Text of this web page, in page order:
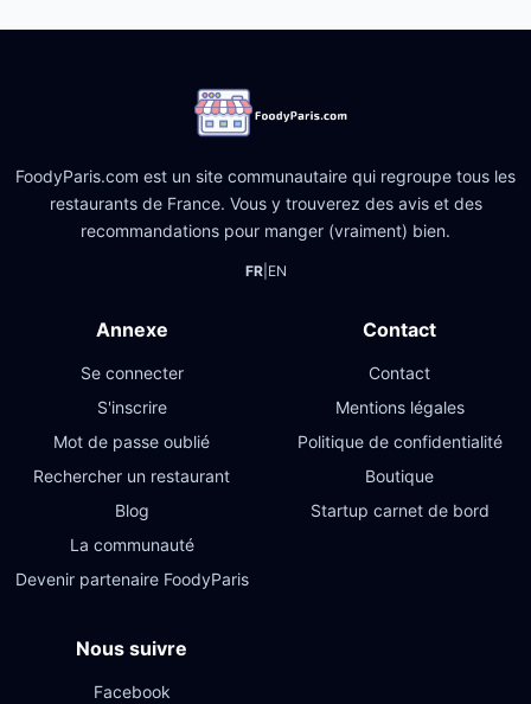
FoodyParis.com est un site communautaire qui regroupe tous les
restaurants de France. Vous y trouverez des avis et des
recommandations pour manger (vraiment) bien.
FR| EN
Annexe
Se connecter
S'inscrire
Mot de passe oublié
Rechercher un restaurant
Blog
La communauté
Devenir partenaire FoodyParis
Contact
Contact
Mentions légales
Politique de confidentialité
Boutique
Startup carnet de bord
Nous suivre
Facebook